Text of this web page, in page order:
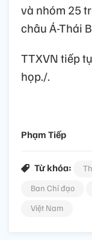
và nhóm 25
châu Á-Thái
TTXVN tiếp
họp./.
Phạm Tiếp
Từ khóa:
Ban Chỉ đạo
Việt Nam